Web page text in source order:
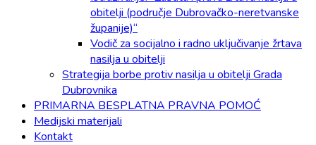
obitelji (područje Dubrovačko-neretvanske
županije)“
Vodič za socijalno i radno uključivanje žrtava
nasilja u obitelji
Strategija borbe protiv nasilja u obitelji Grada
Dubrovnika
PRIMARNA BESPLATNA PRAVNA POMOĆ
Medijski materijali
Kontakt